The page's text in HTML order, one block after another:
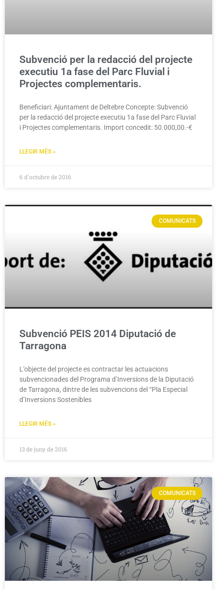
Subvenció per la redacció del projecte
executiu 1a fase del Parc Fluvial i
Projectes complementaris.
Beneficiari: Ajuntament de Deltebre Concepte: Subvenció
per la redacció del projecte executiu 1a fase del Parc Fluvial
i Projectes complementaris. Import concedit: 50.000,00.-€
LLEGIR MÉS »
6 d'octubre de 2016
COMUNICATS
Subvenció PEIS 2014 Diputació de
Tarragona
L’objecte del projecte es contractar les actuacions
subvencionades del Programa d’Inversions de la Diputació
de Tarragona, dintre de les subvencions del “Pla Especial
d’Inversions Sostenibles
LLEGIR MÉS »
13 de juny de 2016
COMUNICATS